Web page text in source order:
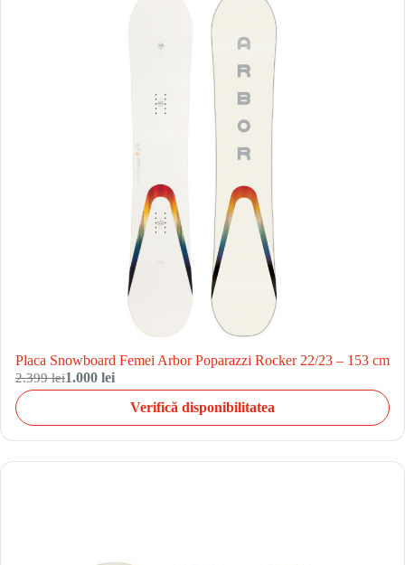
Placa Snowboard Femei Arbor Poparazzi Rocker 22/23 – 153 cm
2.399 lei1.000 lei
Verifică disponibilitatea